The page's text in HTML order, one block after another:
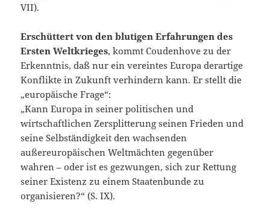
VII).
Erschüttert von den blutigen Erfahrungen des
Ersten Weltkrieges, kommt Coudenhove zu der
Erkenntnis, daß nur ein vereintes Europa derartige
Konflikte in Zukunft verhindern kann. Er stellt die
„europäische Frage“:
„Kann Europa in seiner politischen und
wirtschaftlichen Zersplitterung seinen Frieden und
seine Selbständigkeit den wachsenden
außereuropäischen Weltmächten gegenüber
wahren – oder ist es gezwungen, sich zur Rettung
seiner Existenz zu einem Staatenbunde zu
organisieren?“ (S. IX).